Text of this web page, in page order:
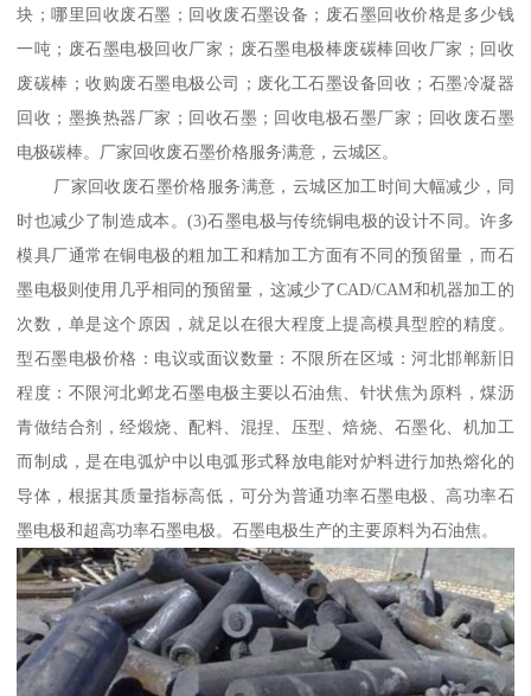
块；哪里回收废石墨；回收废石墨设备；废石墨回收价格是多少钱
一吨；废石墨电极回收厂家；废石墨电极棒废碳棒回收厂家；回收
废碳棒；收购废石墨电极公司；废化工石墨设备回收；石墨冷凝器
回收；墨换热器厂家；回收石墨；回收电极石墨厂家；回收废石墨
电极碳棒。厂家回收废石墨价格服务满意，云城区。
厂家回收废石墨价格服务满意，云城区加工时间大幅减少，同
时也减少了制造成本。(3)石墨电极与传统铜电极的设计不同。许多
模具厂通常在铜电极的粗加工和精加工方面有不同的预留量，而石
墨电极则使用几乎相同的预留量，这减少了CAD/CAM和机器加工的
次数，单是这个原因，就足以在很大程度上提高模具型腔的精度。
型石墨电极价格：电议或面议数量：不限所在区域：河北邯郸新旧
程度：不限河北邺龙石墨电极主要以石油焦、针状焦为原料，煤沥
青做结合剂，经煅烧、配料、混捏、压型、焙烧、石墨化、机加工
而制成，是在电弧炉中以电弧形式释放电能对炉料进行加热熔化的
导体，根据其质量指标高低，可分为普通功率石墨电极、高功率石
墨电极和超高功率石墨电极。石墨电极生产的主要原料为石油焦。